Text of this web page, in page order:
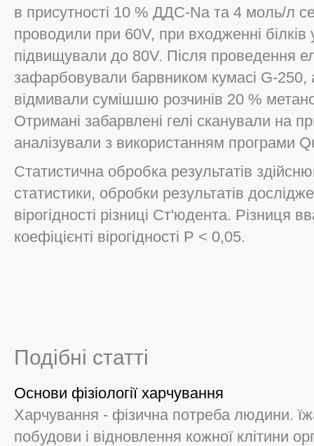
в присутності 10 % ДДС-Na та 4 моль/л
проводили при 60V, при входженні білків
підвищували до 80V. Після проведення
зафарбовували барвником кумасі G-250,
відмивали сумішшю розчинів 20 %
Отримані забарвлені гелі сканували на
аналізували з використанням програми
Статистична обробка результатів
статистики, обробки результатів
вірогідності різниці Ст'юдента. Різниця
коефіцієнті вірогідності Р < 0,05.
Подібні статті
Основи фізіології харчування
Харчування - фізична потреба людини.
побудови і відновлення кожної клітини